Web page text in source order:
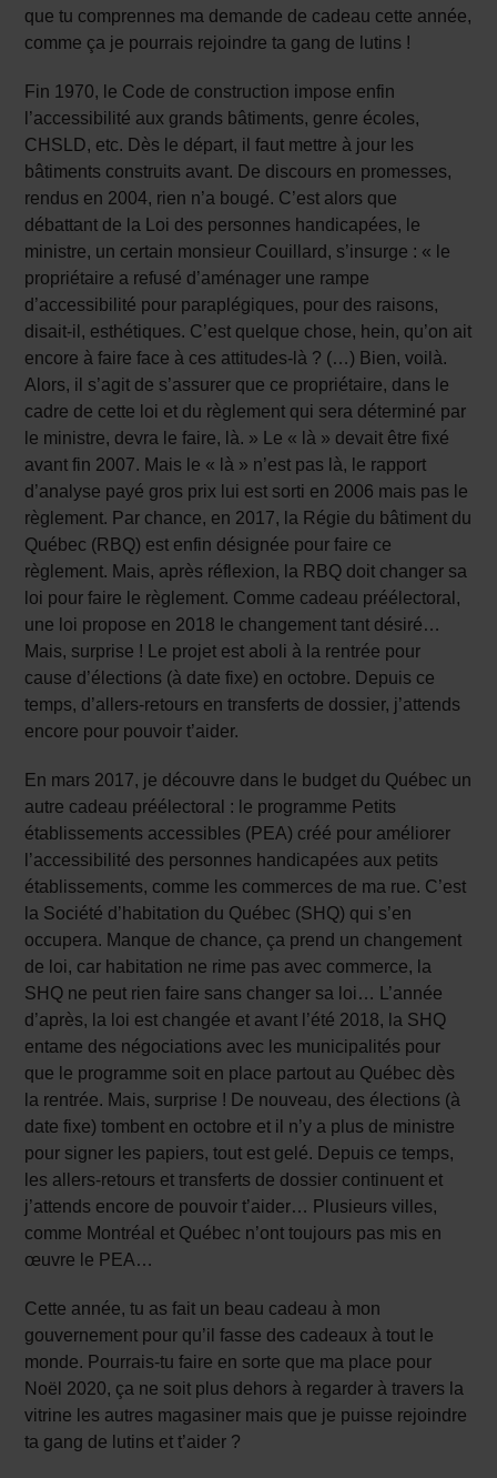
que tu comprennes ma demande de cadeau cette année,
comme ça je pourrais rejoindre ta gang de lutins !
Fin 1970, le Code de construction impose enfin
l’accessibilité aux grands bâtiments, genre écoles,
CHSLD, etc. Dès le départ, il faut mettre à jour les
bâtiments construits avant. De discours en promesses,
rendus en 2004, rien n’a bougé. C’est alors que
débattant de la Loi des personnes handicapées, le
ministre, un certain monsieur Couillard, s’insurge : « le
propriétaire a refusé d’aménager une rampe
d’accessibilité pour paraplégiques, pour des raisons,
disait-il, esthétiques. C’est quelque chose, hein, qu’on ait
encore à faire face à ces attitudes-là ? (…) Bien, voilà.
Alors, il s’agit de s’assurer que ce propriétaire, dans le
cadre de cette loi et du règlement qui sera déterminé par
le ministre, devra le faire, là. » Le « là » devait être fixé
avant fin 2007. Mais le « là » n’est pas là, le rapport
d’analyse payé gros prix lui est sorti en 2006 mais pas le
règlement. Par chance, en 2017, la Régie du bâtiment du
Québec (RBQ) est enfin désignée pour faire ce
règlement. Mais, après réflexion, la RBQ doit changer sa
loi pour faire le règlement. Comme cadeau préélectoral,
une loi propose en 2018 le changement tant désiré…
Mais, surprise ! Le projet est aboli à la rentrée pour
cause d’élections (à date fixe) en octobre. Depuis ce
temps, d’allers-retours en transferts de dossier, j’attends
encore pour pouvoir t’aider.
En mars 2017, je découvre dans le budget du Québec un
autre cadeau préélectoral : le programme Petits
établissements accessibles (PEA) créé pour améliorer
l’accessibilité des personnes handicapées aux petits
établissements, comme les commerces de ma rue. C’est
la Société d’habitation du Québec (SHQ) qui s’en
occupera. Manque de chance, ça prend un changement
de loi, car habitation ne rime pas avec commerce, la
SHQ ne peut rien faire sans changer sa loi… L’année
d’après, la loi est changée et avant l’été 2018, la SHQ
entame des négociations avec les municipalités pour
que le programme soit en place partout au Québec dès
la rentrée. Mais, surprise ! De nouveau, des élections (à
date fixe) tombent en octobre et il n’y a plus de ministre
pour signer les papiers, tout est gelé. Depuis ce temps,
les allers-retours et transferts de dossier continuent et
j’attends encore de pouvoir t’aider… Plusieurs villes,
comme Montréal et Québec n’ont toujours pas mis en
œuvre le PEA…
Cette année, tu as fait un beau cadeau à mon
gouvernement pour qu’il fasse des cadeaux à tout le
monde. Pourrais-tu faire en sorte que ma place pour
Noël 2020, ça ne soit plus dehors à regarder à travers la
vitrine les autres magasiner mais que je puisse rejoindre
ta gang de lutins et t’aider ?